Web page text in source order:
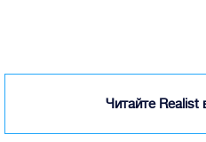
Читайте Realist